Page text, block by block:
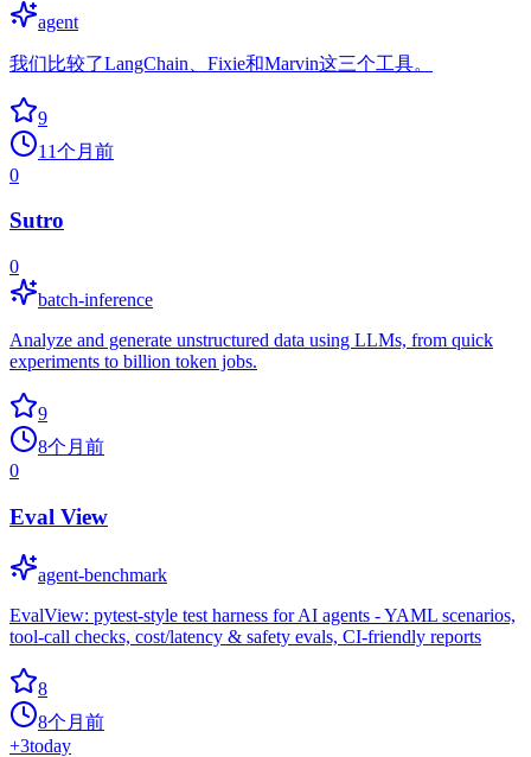
agent
我们比较了LangChain、Fixie和Marvin这三个工具。
9
11个月前
0
Sutro
0
batch-inference
Analyze and generate unstructured data using LLMs, from quick
experiments to billion token jobs.
9
8个月前
0
Eval View
agent-benchmark
EvalView: pytest-style test harness for AI agents - YAML scenarios,
tool-call checks, cost/latency & safety evals, CI-friendly reports
8
8个月前
+3today